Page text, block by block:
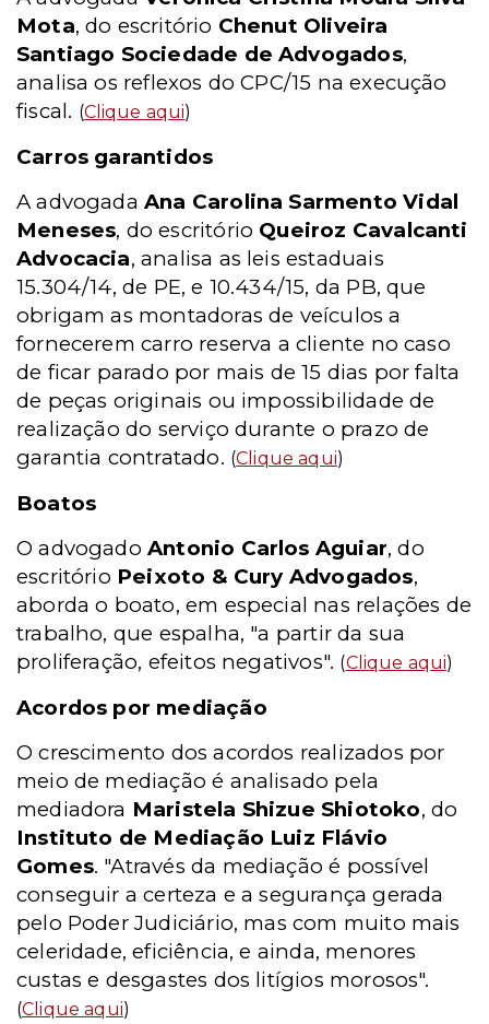
Mota, do escritório Chenut Oliveira
Santiago Sociedade de Advogados,
analisa os reflexos do CPC/15 na execução
fiscal. (Clique aqui)
Carros garantidos
A advogadaAna Carolina Sarmento Vidal
Meneses, do escritório Queiroz Cavalcanti
Advocacia, analisa as leis estaduais
15.304/14, de PE, e 10.434/15, da PB, que
obrigam as montadoras de veículos a
fornecerem carro reserva a cliente no caso
de ficar parado por mais de 15 dias por falta
de peças originais ou impossibilidade de
realização do serviço durante o prazo de
garantia contratado. (Clique aqui)
Boatos
O advogadoAntonio Carlos Aguiar, do
escritório Peixoto & Cury Advogados,
aborda o boato, em especial nas relações de
trabalho, que espalha, "a partir da sua
proliferação, efeitos negativos". (Clique aqui)
Acordos por mediação
O crescimento dos acordos realizados por
meio de mediação é analisado pela
mediadora Maristela Shizue Shiotoko, do
Instituto de Mediação Luiz Flávio
Gomes. "Através da mediação é possível
conseguir a certeza e a segurança gerada
pelo Poder Judiciário, mas com muito mais
celeridade, eficiência, e ainda, menores
custas e desgastes dos litígios morosos".
(Clique aqui)